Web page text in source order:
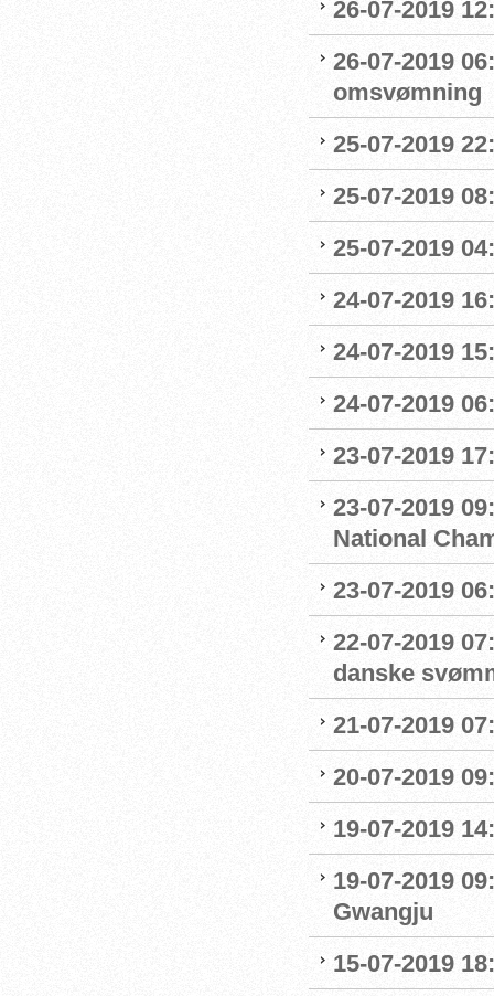
26-07-2019
26-07-2019
omsvømning
25-07-2019
25-07-2019
25-07-2019
24-07-2019
24-07-2019
24-07-2019
23-07-2019
23-07-2019
National
23-07-2019
22-07-2019
danske
21-07-2019
20-07-2019
19-07-2019
19-07-2019
Gwangju
15-07-2019